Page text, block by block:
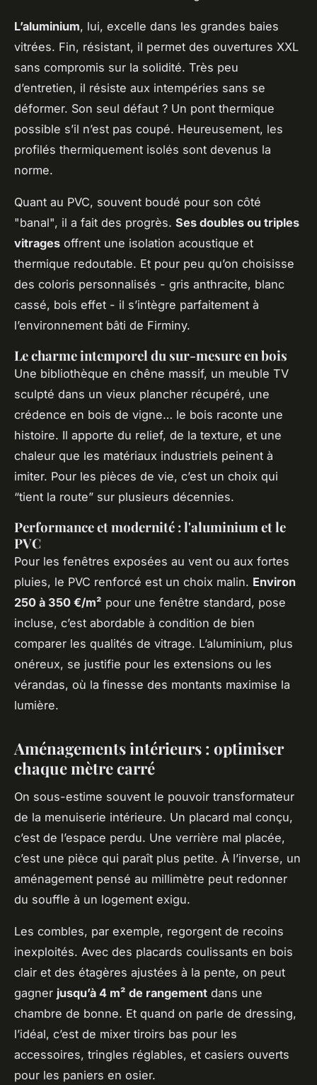
L’aluminium, lui, excelle dans les grandes baies
vitrées. Fin, résistant, il permet des ouvertures XXL
sans compromis sur la solidité. Très peu
d’entretien, il résiste aux intempéries sans se
déformer. Son seul défaut ? Un pont thermique
possible s’il n’est pas coupé. Heureusement, les
profilés thermiquement isolés sont devenus la
norme.
Quant au PVC, souvent boudé pour son côté
"banal", il a fait des progrès. Ses doubles ou triples
vitrages offrent une isolation acoustique et
thermique redoutable. Et pour peu qu’on choisisse
des coloris personnalisés - gris anthracite, blanc
cassé, bois effet - il s’intègre parfaitement à
l’environnement bâti de Firminy.
Le charme intemporel du sur-mesure en bois
Une bibliothèque en chêne massif, un meuble TV
sculpté dans un vieux plancher récupéré, une
crédence en bois de vigne… le bois raconte une
histoire. Il apporte du relief, de la texture, et une
chaleur que les matériaux industriels peinent à
imiter. Pour les pièces de vie, c’est un choix qui
“tient la route” sur plusieurs décennies.
Performance et modernité : l'aluminium et le
PVC
Pour les fenêtres exposées au vent ou aux fortes
pluies, le PVC renforcé est un choix malin. Environ
250 à 350 €/m² pour une fenêtre standard, pose
incluse, c’est abordable à condition de bien
comparer les qualités de vitrage. L’aluminium, plus
onéreux, se justifie pour les extensions ou les
vérandas, où la finesse des montants maximise la
lumière.
Aménagements intérieurs : optimiser
chaque mètre carré
On sous-estime souvent le pouvoir transformateur
de la menuiserie intérieure. Un placard mal conçu,
c’est de l’espace perdu. Une verrière mal placée,
c’est une pièce qui paraît plus petite. À l’inverse, un
aménagement pensé au millimètre peut redonner
du souffle à un logement exigu.
Les combles, par exemple, regorgent de recoins
inexploités. Avec des placards coulissants en bois
clair et des étagères ajustées à la pente, on peut
gagner jusqu’à 4 m² de rangement dans une
chambre de bonne. Et quand on parle de dressing,
l’idéal, c’est de mixer tiroirs bas pour les
accessoires, tringles réglables, et casiers ouverts
pour les paniers en osier.